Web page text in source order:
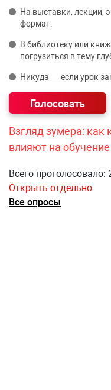
На выставки, лекции,
формат.
В библиотеку или
погрузиться в тему
Никуда — если урок
Взгляд зумера: как
влияют на обучение
Всего проголосовало:
Открыть отдельно
Все опросы